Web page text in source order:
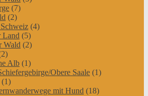
(7)
(2)
(4)
Land (5)
Wald (2)
Alb (1)
Obere Saale (1)
(1)
mit Hund (18)